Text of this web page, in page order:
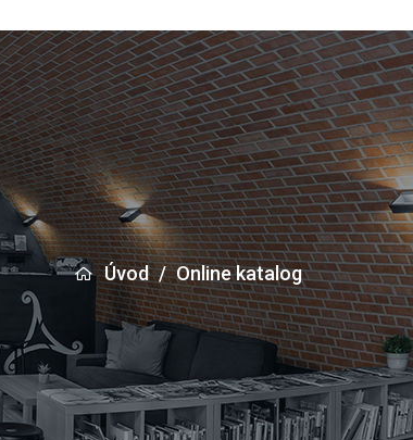
Úvod / Online katalog